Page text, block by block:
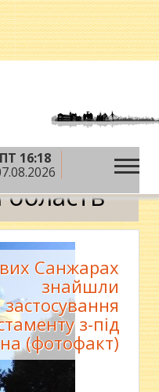
ПТ 16:18
Санжарах
знайшли
застосування
з-під
(фотофакт)